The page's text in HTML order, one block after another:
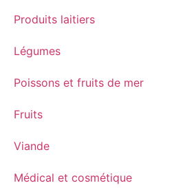
Produits laitiers
Légumes
Poissons et fruits de mer
Fruits
Viande
Médical et cosmétique